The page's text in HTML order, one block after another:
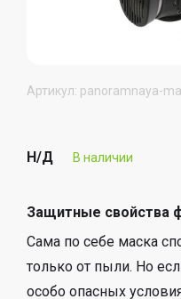
Артикул: panoramnaya-
Н/Д В наличии
Защитные свойства
Сама по себе маска
только от пыли. Но
особо опасных